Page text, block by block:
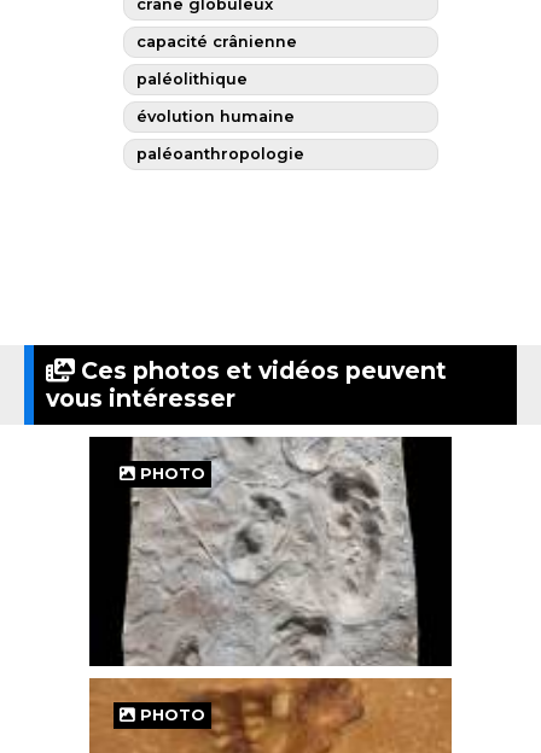
crâne globuleux
capacité crânienne
paléolithique
évolution humaine
paléoanthropologie
Ces photos et vidéos peuvent
vous intéresser
PHOTO
PHOTO